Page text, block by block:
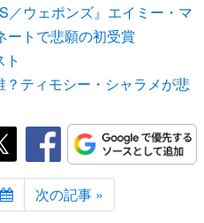
／ウェポンズ』エイミー・マ
ートで悲願の初受賞
ティモシー・シャラメが悲
次の記事 »